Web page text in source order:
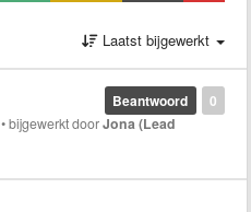
Laatst bijgewerkt
0
Beantwoord
•bijgewerkt doorJona (Lead